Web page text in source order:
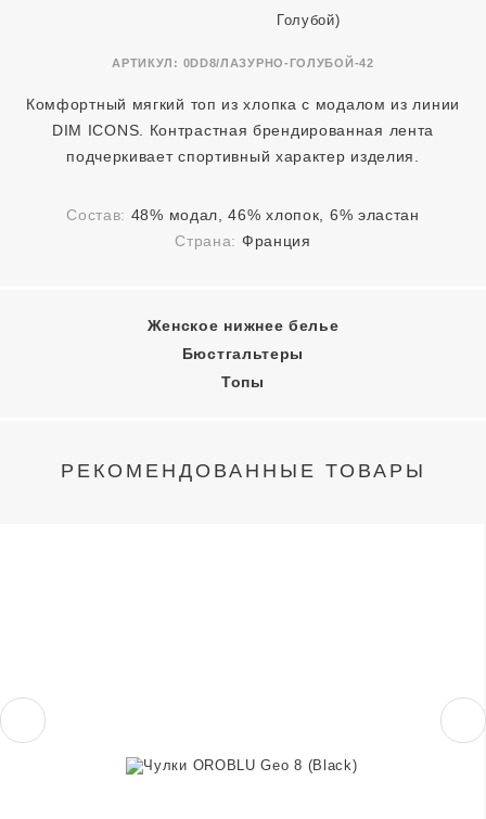
АРТИКУЛ: 0DD8/ЛАЗУРНО-ГОЛУБОЙ-42
Комфортный мягкий топ из хлопка с модалом из линии
DIM ICONS. Контрастная брендированная лента
подчеркивает спортивный характер изделия.
Состав: 48% модал, 46% хлопок, 6% эластан
Страна: Франция
Женское нижнее белье
Бюстгальтеры
Топы
РЕКОМЕНДОВАННЫЕ ТОВАРЫ